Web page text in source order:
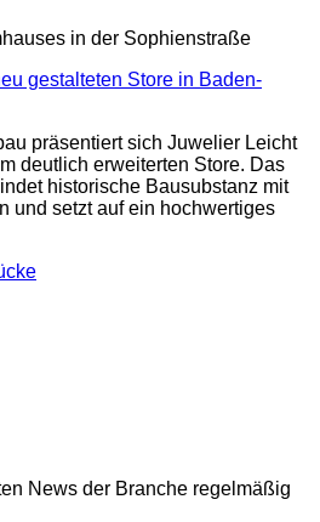
in der Sophienstraße
gestalteten Store in Baden-
präsentiert sich Juwelier Leicht
deutlich erweiterten Store. Das
historische Bausubstanz mit
und setzt auf ein hochwertiges
News der Branche regelmäßig